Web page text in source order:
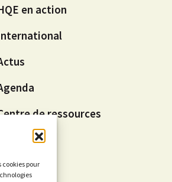
cookies pour
en action
de ressources